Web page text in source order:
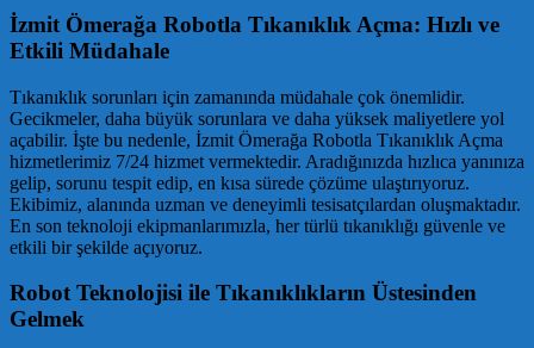
İzmit Ömerağa Robotla Tıkanıklık Açma: Hızlı ve
Etkili Müdahale
Tıkanıklık sorunları için zamanında müdahale çok önemlidir.
Gecikmeler, daha büyük sorunlara ve daha yüksek maliyetlere yol
açabilir. İşte bu nedenle, İzmit Ömerağa Robotla Tıkanıklık Açma
hizmetlerimiz 7/24 hizmet vermektedir. Aradığınızda hızlıca yanınıza
gelip, sorunu tespit edip, en kısa sürede çözüme ulaştırıyoruz.
Ekibimiz, alanında uzman ve deneyimli tesisatçılardan oluşmaktadır.
En son teknoloji ekipmanlarımızla, her türlü tıkanıklığı güvenle ve
etkili bir şekilde açıyoruz.
Robot Teknolojisi ile Tıkanıklıkların Üstesinden
Gelmek